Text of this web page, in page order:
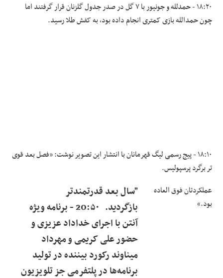
۱۸:۲۰ - حمدلله و جونیور با ۷ گل در صدر جدول گلزنان قرار گرفتند اما
چون حمدالله بازی کمتری انجام داده بود، به کفش طلا رسید.
۱۸:۱۰ - پیج رسمی لیگ قهرمانان با انتشار این تصویر نوشت: «فصل بعد قوی
تر برگرد پرسپولیس.
"سال بعد قدرتمندتر
بازگردید. 20:۵۰ - برنامه ویژه
آنتن با اجرای خداداد عزیزی و
حضور علی کریمی و مهرداد
میناوند رکورد بیننده در تولید
برنامه‌ها در پلتفرمی جز تلویزیون
عملکردتان فوق العاده
بود.»